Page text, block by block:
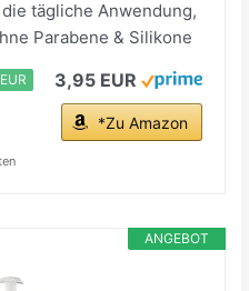
tägliche Anwendung,
Parabene & Silikone
3,95 EUR
*Zu Amazon
ANGEBOT